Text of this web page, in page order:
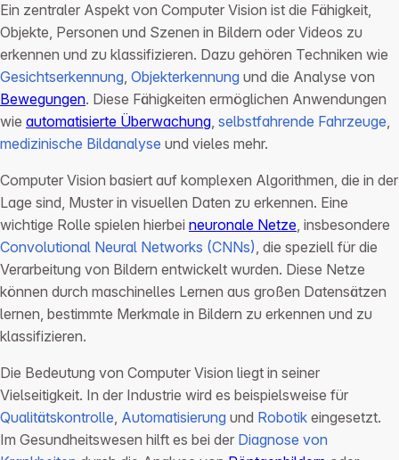
Ein zentraler Aspekt von Computer Vision ist die Fähigkeit,
Objekte, Personen und Szenen in Bildern oder Videos zu
erkennen und zu klassifizieren. Dazu gehören Techniken wie
Gesichtserkennung, Objekterkennung und die Analyse von
Bewegungen. Diese Fähigkeiten ermöglichen Anwendungen
wie automatisierte Überwachung, selbstfahrende Fahrzeuge,
medizinische Bildanalyse und vieles mehr.
Computer Vision basiert auf komplexen Algorithmen, die in der
Lage sind, Muster in visuellen Daten zu erkennen. Eine
wichtige Rolle spielen hierbei neuronale Netze, insbesondere
Convolutional Neural Networks (CNNs), die speziell für die
Verarbeitung von Bildern entwickelt wurden. Diese Netze
können durch maschinelles Lernen aus großen Datensätzen
lernen, bestimmte Merkmale in Bildern zu erkennen und zu
klassifizieren.
Die Bedeutung von Computer Vision liegt in seiner
Vielseitigkeit. In der Industrie wird es beispielsweise für
Qualitätskontrolle, Automatisierung und Robotik eingesetzt.
Im Gesundheitswesen hilft es bei der Diagnose von